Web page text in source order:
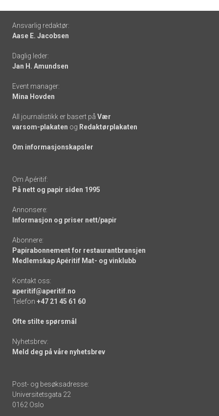
Footer
-
links
Ansvarlig redaktør:
Aase E. Jacobsen
Daglig leder:
Jan H. Amundsen
Event manager:
Mina Hovden
All journalistikk er basert på Vær
varsom-plakaten og Redaktørplakaten
Om informasjonskapsler
Om Apéritif:
På nett og papir siden 1995
Annonsere:
Informasjon og priser nett/papir
Abonnere:
Papirabonnement for restaurantbransjen
Medlemskap Apéritif Mat- og vinklubb
Kontakt oss:
aperitif@aperitif.no
Telefon +47 21 45 61 60
Ofte stilte spørsmål
Nyhetsbrev:
Meld deg på våre nyhetsbrev
Post- og besøksadresse:
Universitetsgata 22
0162 Oslo